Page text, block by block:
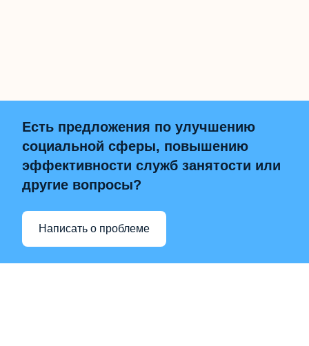
Есть предложения по улучшению
социальной сферы, повышению
эффективности служб занятости или
другие вопросы?
Написать о проблеме